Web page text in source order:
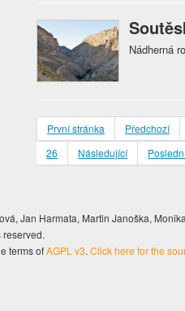
Nádherná
První stránka
Předchozí
26
Následující
Jan Harmata, Martin Janoška,
reserved.
terms ofAGPL v3. Click here for the